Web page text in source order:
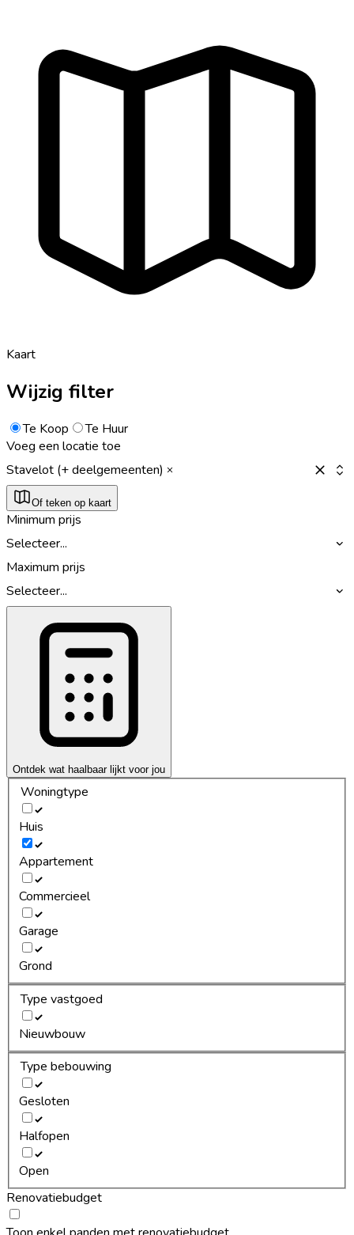
Kaart
Wijzig filter
Te Koop
Te Huur
Voeg een locatie toe
Stavelot (+ deelgemeenten)
Of teken op kaart
Minimum prijs
Selecteer...
Maximum prijs
Selecteer...
Ontdek wat haalbaar lijkt voor jou
Woningtype
Huis
Appartement
Commercieel
Garage
Grond
Type vastgoed
Nieuwbouw
Type bebouwing
Gesloten
Halfopen
Open
Renovatiebudget